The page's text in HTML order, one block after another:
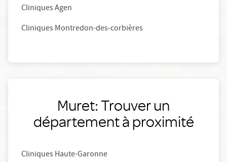
Cliniques Agen
Cliniques Montredon-des-corbières
Muret: Trouver un
département à proximité
Cliniques Haute-Garonne